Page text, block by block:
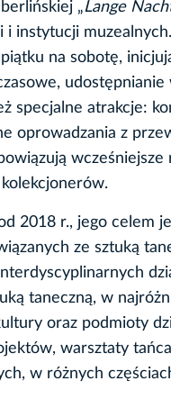
„Lange
i instytucji
na sobotę,
specjalne atrakcje:
oprowadzania z
2018 r., jego celem
ze sztuką
taneczną, w
oraz podmioty
warsztaty
w różnych